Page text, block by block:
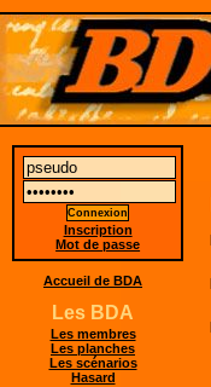
Inscription
Mot de passe
Accueil de BDA
Les BDA
Les membres
Les planches
Les scénarios
Hasard